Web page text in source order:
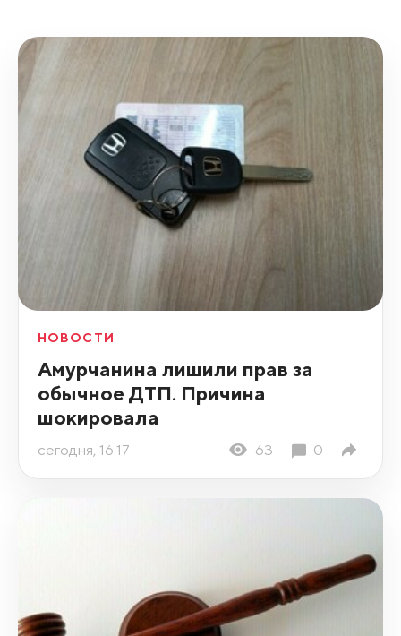
НОВОСТИ
Амурчанина лишили прав за
обычное ДТП. Причина
шокировала
сегодня, 16:17 63 0